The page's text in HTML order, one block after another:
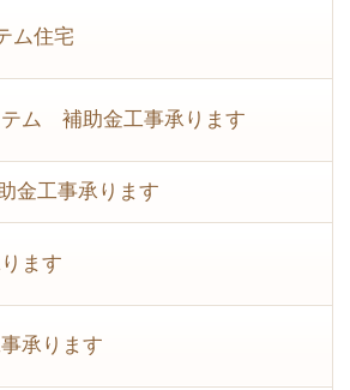
ム住宅
テム 補助金工事承ります
金工事承ります
ます
承ります